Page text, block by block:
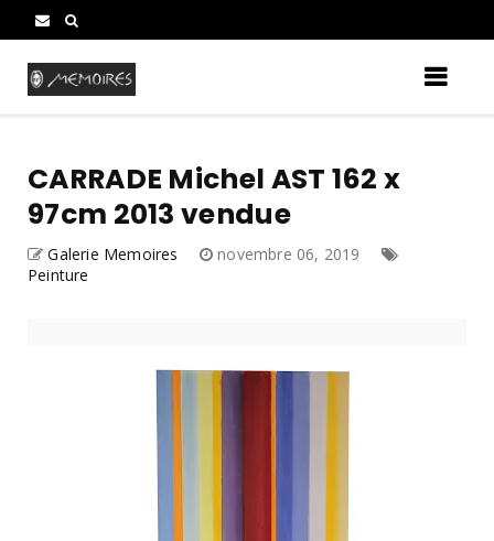
CARRADE Michel AST 162 x
97cm 2013 vendue
Galerie Memoires
novembre 06, 2019
Peinture